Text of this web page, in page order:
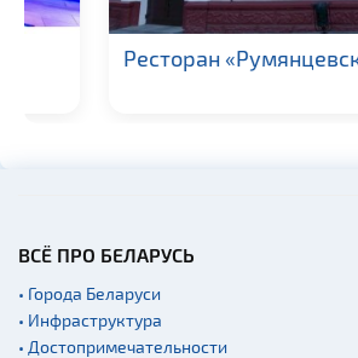
Ресторан «Румянцевский»
ВСЁ ПРО БЕЛАРУСЬ
• Города Беларуси
• Инфраструктура
• Достопримечательности